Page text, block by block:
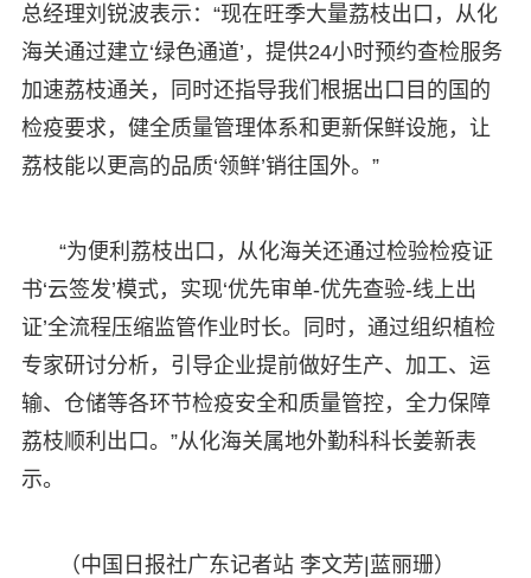
总经理刘锐波表示：“现在旺季大量荔枝出口，从化
海关通过建立‘绿色通道’，提供24小时预约查检服务
加速荔枝通关，同时还指导我们根据出口目的国的
检疫要求，健全质量管理体系和更新保鲜设施，让
荔枝能以更高的品质‘领鲜’销往国外。”
“为便利荔枝出口，从化海关还通过检验检疫证
书‘云签发’模式，实现‘优先审单-优先查验-线上出
证’全流程压缩监管作业时长。同时，通过组织植检
专家研讨分析，引导企业提前做好生产、加工、运
输、仓储等各环节检疫安全和质量管控，全力保障
荔枝顺利出口。”从化海关属地外勤科科长姜新表
示。
（中国日报社广东记者站 李文芳|蓝丽珊）